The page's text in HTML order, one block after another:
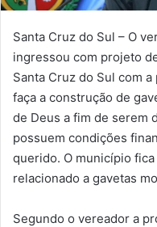
Santa Cruz do Sul – O
ingressou com projeto
Santa Cruz do Sul com
faça a construção de
de Deus a fim de serem
possuem condições
querido. O município
relacionado a gavetas
Segundo o vereador a